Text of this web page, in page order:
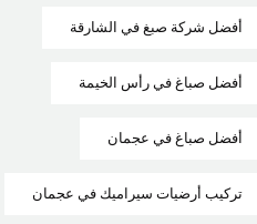
أفضل شركة صبغ في الشارقة
أفضل صباغ في رأس الخيمة
أفضل صباغ في عجمان
تركيب أرضيات سيراميك في عجمان